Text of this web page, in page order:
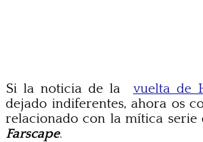
Si la noticia de la vuelta de
dejado indiferentes, ahora os
relacionado con la mítica serie
Farscape.